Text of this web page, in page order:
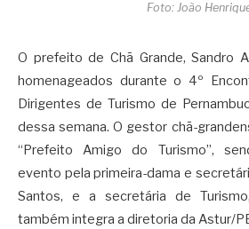
Foto: João
O prefeito de Chã Grande, Sandro
homenageados durante o 4º
Dirigentes de Turismo de
dessa semana. O gestor chã-
“Prefeito Amigo do Turismo”,
evento pela primeira-dama e
Santos, e a secretária de
também integra a diretoria da Astur/